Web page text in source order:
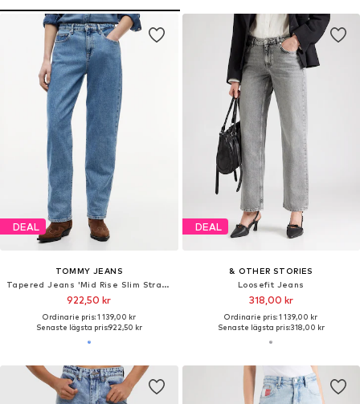
DEAL
TOMMY JEANS
Tapered Jeans 'Mid Rise Slim Straight'
922,50 kr
Ordinarie pris: 1 139,00 kr
Senaste lägsta pris:922,50 kr
DEAL
& OTHER STORIES
Loosefit Jeans
318,00 kr
Ordinarie pris: 1 139,00 kr
Senaste lägsta pris:318,00 kr